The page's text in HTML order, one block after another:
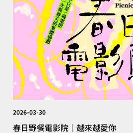
2026-03-30
春日野餐電影院｜越來越愛你